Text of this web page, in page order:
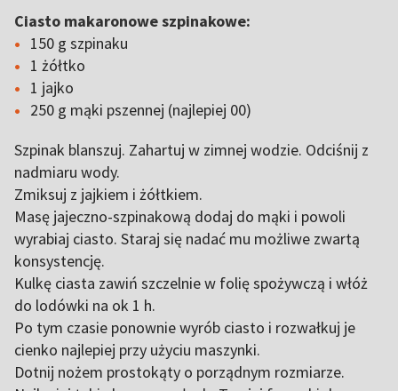
Ciasto makaronowe szpinakowe:
150 g szpinaku
1 żółtko
1 jajko
250 g mąki pszennej (najlepiej 00)
Szpinak blanszuj. Zahartuj w zimnej wodzie. Odciśnij z
nadmiaru wody.
Zmiksuj z jajkiem i żółtkiem.
Masę jajeczno-szpinakową dodaj do mąki i powoli
wyrabiaj ciasto. Staraj się nadać mu możliwe zwartą
konsystencję.
Kulkę ciasta zawiń szczelnie w folię spożywczą i włóż
do lodówki na ok 1 h.
Po tym czasie ponownie wyrób ciasto i rozwałkuj je
cienko najlepiej przy użyciu maszynki.
Dotnij nożem prostokąty o porządnym rozmiarze.